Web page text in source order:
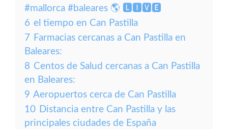
#mallorca #baleares 🌎 🅻🅸🆅🅴
6 el tiempo en Can Pastilla
7 Farmacias cercanas a Can Pastilla en
Baleares:
8 Centos de Salud cercanas a Can Pastilla
en Baleares:
9 Aeropuertos cerca de Can Pastilla
10 Distancia entre Can Pastilla y las
principales ciudades de España